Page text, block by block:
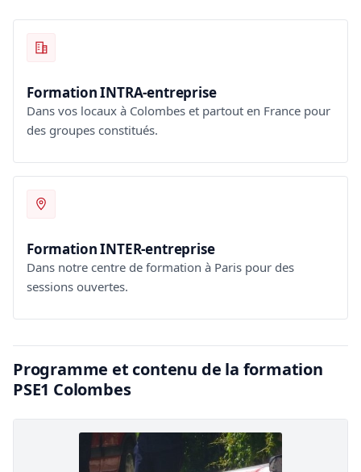
Formation INTRA-entreprise
Dans vos locaux à Colombes et partout en France pour
des groupes constitués.
Formation INTER-entreprise
Dans notre centre de formation à Paris pour des
sessions ouvertes.
Programme et contenu de la formation
PSE1 Colombes